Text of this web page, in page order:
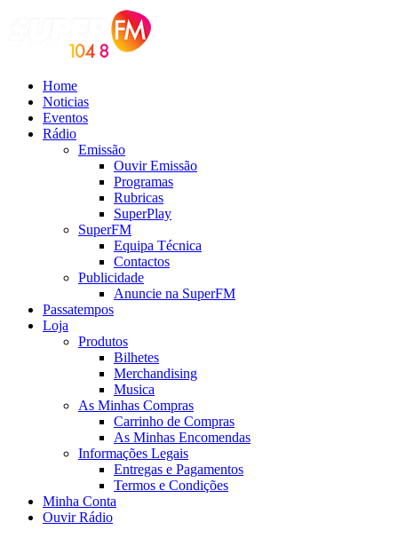
Home
Noticias
Eventos
Rádio
Emissão
Ouvir Emissão
Programas
Rubricas
SuperPlay
SuperFM
Equipa Técnica
Contactos
Publicidade
Anuncie na SuperFM
Passatempos
Loja
Produtos
Bilhetes
Merchandising
Musica
As Minhas Compras
Carrinho de Compras
As Minhas Encomendas
Informações Legais
Entregas e Pagamentos
Termos e Condições
Minha Conta
Ouvir Rádio